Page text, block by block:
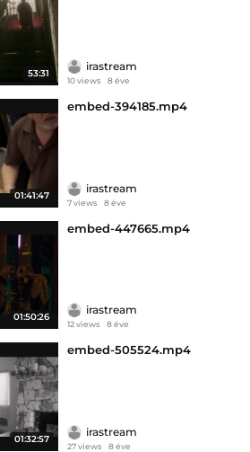
53:31
irastream
10 views 8 éve
01:41:47
embed-394185.mp4
irastream
7 views 8 éve
01:50:26
embed-447665.mp4
irastream
12 views 8 éve
01:32:57
embed-505524.mp4
irastream
27 views 8 éve